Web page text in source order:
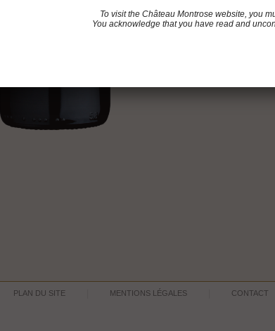
PLAN DU SITE MENTIONS LÉGALES CONTACT
To visit the Château Montrose website, you
You acknowledge that you have read and